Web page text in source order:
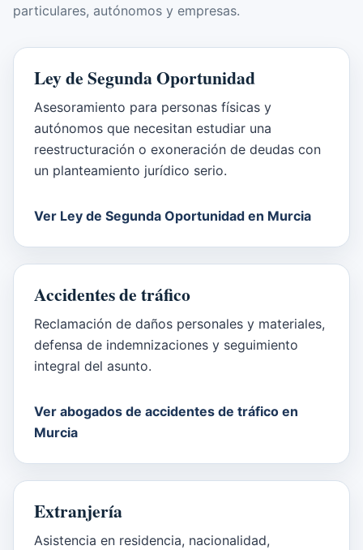
particulares, autónomos y empresas.
Ley de Segunda Oportunidad
Asesoramiento para personas físicas y
autónomos que necesitan estudiar una
reestructuración o exoneración de deudas con
un planteamiento jurídico serio.
Ver Ley de Segunda Oportunidad en Murcia
Accidentes de tráfico
Reclamación de daños personales y materiales,
defensa de indemnizaciones y seguimiento
integral del asunto.
Ver abogados de accidentes de tráfico en
Murcia
Extranjería
Asistencia en residencia, nacionalidad,